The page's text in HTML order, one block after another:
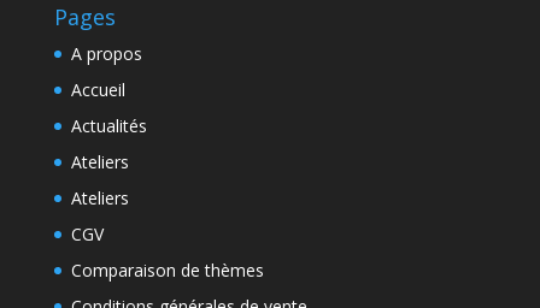
Pages
A propos
Accueil
Actualités
Ateliers
Ateliers
CGV
Comparaison de thèmes